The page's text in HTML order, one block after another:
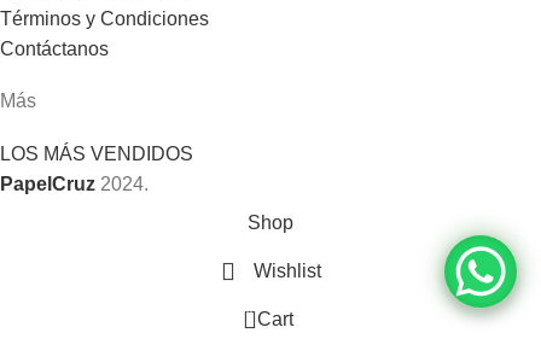
Términos y Condiciones
Contáctanos
Más
LOS MÁS VENDIDOS
PapelCruz 2024.
Shop
Wishlist
0 Cart